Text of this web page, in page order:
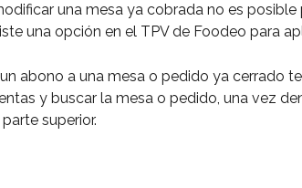
una mesa ya cobrada no es
una opción en el TPV de Foodeo para
abono a una mesa o pedido ya cerrado
y buscar la mesa o pedido, una vez
superior.